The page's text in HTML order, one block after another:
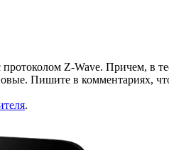
Z-Wave. Причем, в
Пишите в комментариях,
.